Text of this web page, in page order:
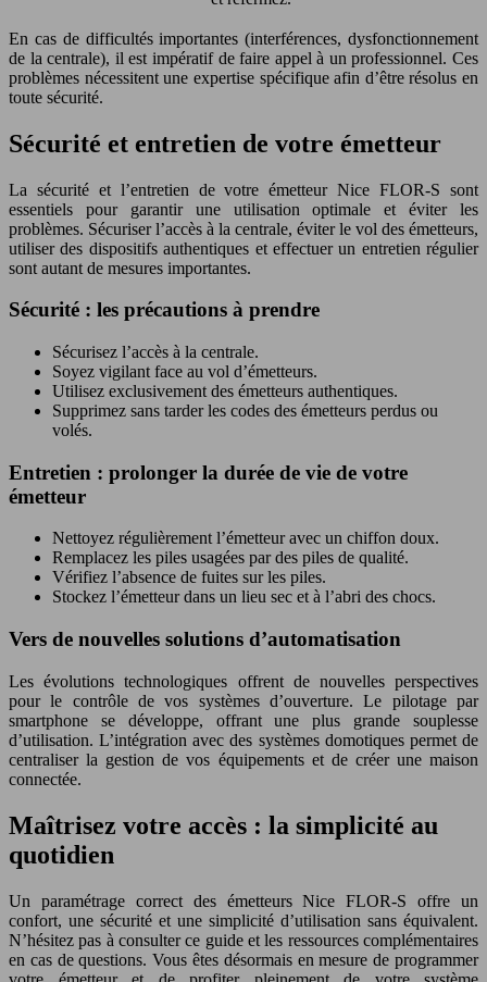
En cas de difficultés importantes (interférences, dysfonctionnement
de la centrale), il est impératif de faire appel à un professionnel. Ces
problèmes nécessitent une expertise spécifique afin d’être résolus en
toute sécurité.
Sécurité et entretien de votre émetteur
La sécurité et l’entretien de votre émetteur Nice FLOR-S sont
essentiels pour garantir une utilisation optimale et éviter les
problèmes. Sécuriser l’accès à la centrale, éviter le vol des émetteurs,
utiliser des dispositifs authentiques et effectuer un entretien régulier
sont autant de mesures importantes.
Sécurité : les précautions à prendre
Sécurisez l’accès à la centrale.
Soyez vigilant face au vol d’émetteurs.
Utilisez exclusivement des émetteurs authentiques.
Supprimez sans tarder les codes des émetteurs perdus ou
volés.
Entretien : prolonger la durée de vie de votre
émetteur
Nettoyez régulièrement l’émetteur avec un chiffon doux.
Remplacez les piles usagées par des piles de qualité.
Vérifiez l’absence de fuites sur les piles.
Stockez l’émetteur dans un lieu sec et à l’abri des chocs.
Vers de nouvelles solutions d’automatisation
Les évolutions technologiques offrent de nouvelles perspectives
pour le contrôle de vos systèmes d’ouverture. Le pilotage par
smartphone se développe, offrant une plus grande souplesse
d’utilisation. L’intégration avec des systèmes domotiques permet de
centraliser la gestion de vos équipements et de créer une maison
connectée.
Maîtrisez votre accès : la simplicité au
quotidien
Un paramétrage correct des émetteurs Nice FLOR-S offre un
confort, une sécurité et une simplicité d’utilisation sans équivalent.
N’hésitez pas à consulter ce guide et les ressources complémentaires
en cas de questions. Vous êtes désormais en mesure de programmer